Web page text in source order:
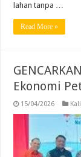
lahan tanpa …
Read More »
Ekonomi
15/04/2026